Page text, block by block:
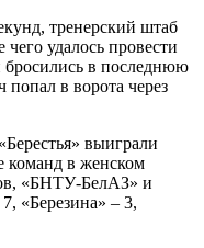
тренерский штаб
чего удалось провести
бросились в последнюю
попал в ворота через
выиграли
команд в женском
«БНТУ-БелАЗ» и
«Березина» – 3,